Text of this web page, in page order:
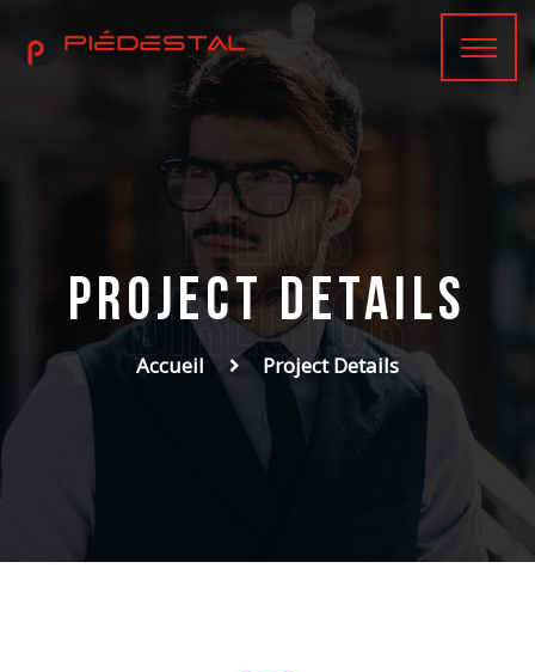
films
Director
Project Details
Accueil Project Details